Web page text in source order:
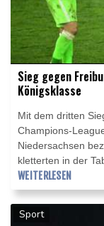
Sieg gegen
Königsklasse
Mit dem dritten
Champions-
Niedersachsen
kletterten in der
Platz. Die Gäste
WEITERLESEN
Sport